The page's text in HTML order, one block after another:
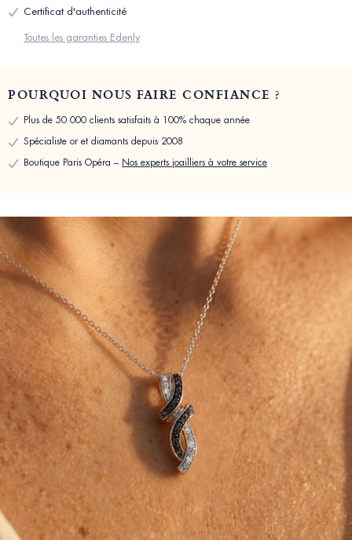
Certificat d'authenticité
Toutes les garanties Edenly
POURQUOI NOUS FAIRE CONFIANCE ?
Plus de 50 000 clients satisfaits à 100% chaque année
Spécialiste or et diamants depuis 2008
Boutique Paris Opéra – Nos experts joailliers à votre service